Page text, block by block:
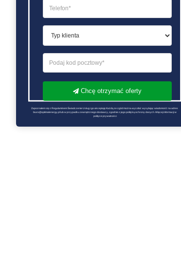
Chcę otrzymać oferty
Zapoznałem się z Regulaminem Świadczenie Usług i go akceptuję Każdą ze zgód można wycofać wysyłając wiadomość na adres
biuro@optimalenergy.pl lub w przypadku zewnętrznego dostawcy, zgodnie z jego polityką ochrony danych. Więcej informacji w
polityce prywatności